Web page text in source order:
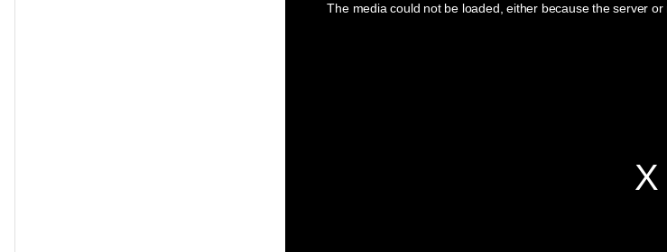
The media could not be loaded, either because the server